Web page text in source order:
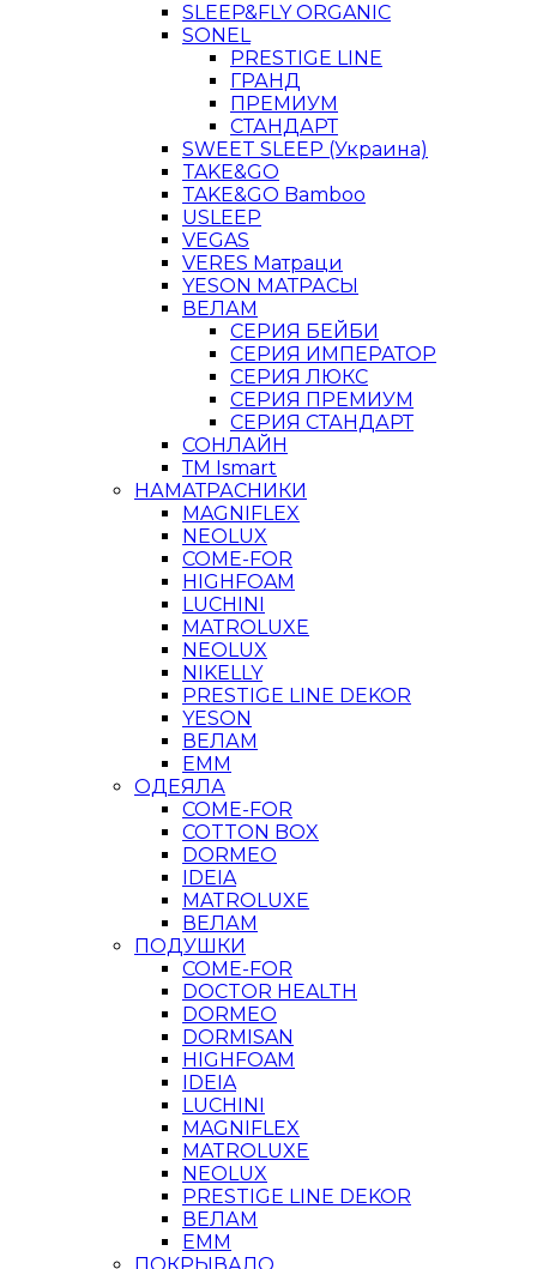
SLEEP&FLY ORGANIC
SONEL
PRESTIGE LINE
ГРАНД
ПРЕМИУМ
СТАНДАРТ
SWEET SLEEP (Украина)
TAKE&GO
TAKE&GO Bamboo
USLEEP
VEGAS
VERES Матраци
YESON МАТРАСЫ
ВЕЛАМ
СЕРИЯ БЕЙБИ
СЕРИЯ ИМПЕРАТОР
СЕРИЯ ЛЮКС
СЕРИЯ ПРЕМИУМ
СЕРИЯ СТАНДАРТ
СОНЛАЙН
ТМ Ismart
НАМАТРАСНИКИ
MAGNIFLEX
NEOLUX
COME-FOR
HIGHFOAM
LUCHINI
MATROLUXE
NEOLUX
NIKELLY
PRESTIGE LINE DEKOR
YESON
ВЕЛАМ
ЕММ
ОДЕЯЛА
COME-FOR
COTTON BOX
DORMEO
IDEIA
MATROLUXE
ВЕЛАМ
ПОДУШКИ
COME-FOR
DOCTOR HEALTH
DORMEO
DORMISAN
HIGHFOAM
IDEIA
LUCHINI
MAGNIFLEX
MATROLUXE
NEOLUX
PRESTIGE LINE DEKOR
ВЕЛАМ
ЕММ